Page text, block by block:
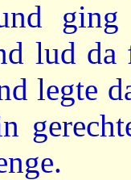
und
lud
legte